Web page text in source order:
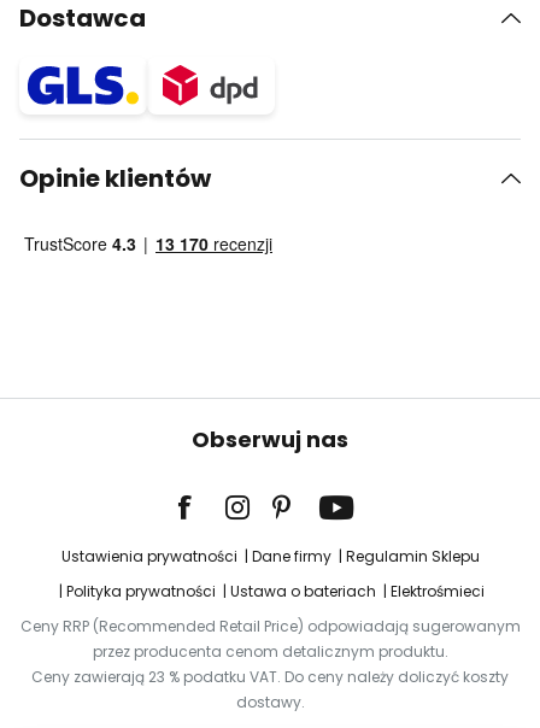
Dostawca
Opinie klientów
Obserwuj nas
Ustawienia prywatności Dane firmy
Regulamin Sklepu
Polityka prywatności
Ustawa o bateriach
Elektrośmieci
Ceny RRP (Recommended Retail Price) odpowiadają sugerowanym
przez producenta cenom detalicznym produktu.
Ceny zawierają 23 % podatku VAT. Do ceny należy doliczyć koszty
dostawy.